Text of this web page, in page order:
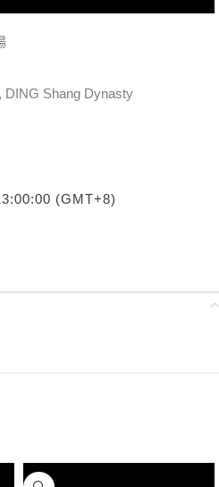
Shang Dynasty
(GMT+8)